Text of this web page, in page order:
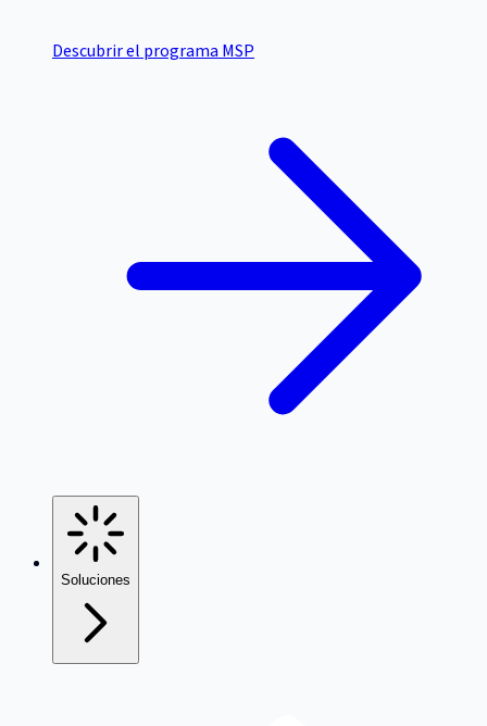
Descubrir el programa MSP
Soluciones